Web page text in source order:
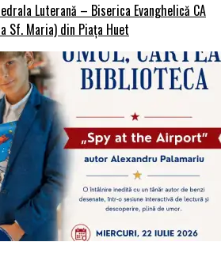
Luterană – Biserica Evanghelică CA
Sf. Maria) din Piaţa Huet